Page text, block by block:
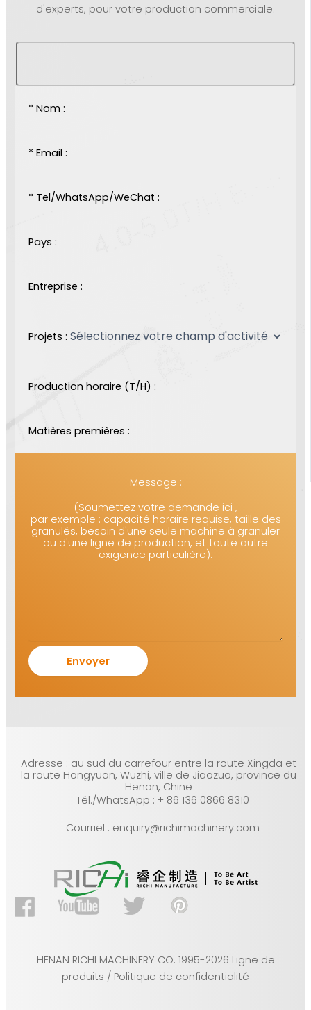
d'experts, pour votre production commerciale.
* Nom :
* Email :
* Tel/WhatsApp/WeChat :
Pays :
Entreprise :
Projets :
Production horaire (T/H) :
Matières premières :
Message :
(Soumettez votre demande ici ,
par exemple : capacité horaire requise, taille des
granulés, besoin d'une seule machine à granuler
ou d'une ligne de production, et toute autre
exigence particulière).
Adresse : au sud du carrefour entre la route Xingda et
la route Hongyuan, Wuzhi, ville de Jiaozuo, province du
Henan, Chine
Tél./WhatsApp : + 86 136 0866 8310
Courriel : enquiry@richimachinery.com
HENAN RICHI MACHINERY CO. 1995-2026 Ligne de
produits / Politique de confidentialité